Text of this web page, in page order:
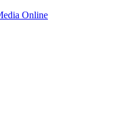
Online